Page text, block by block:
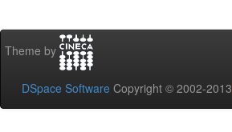
Theme by
DSpace Software Copyright © 2002-2013